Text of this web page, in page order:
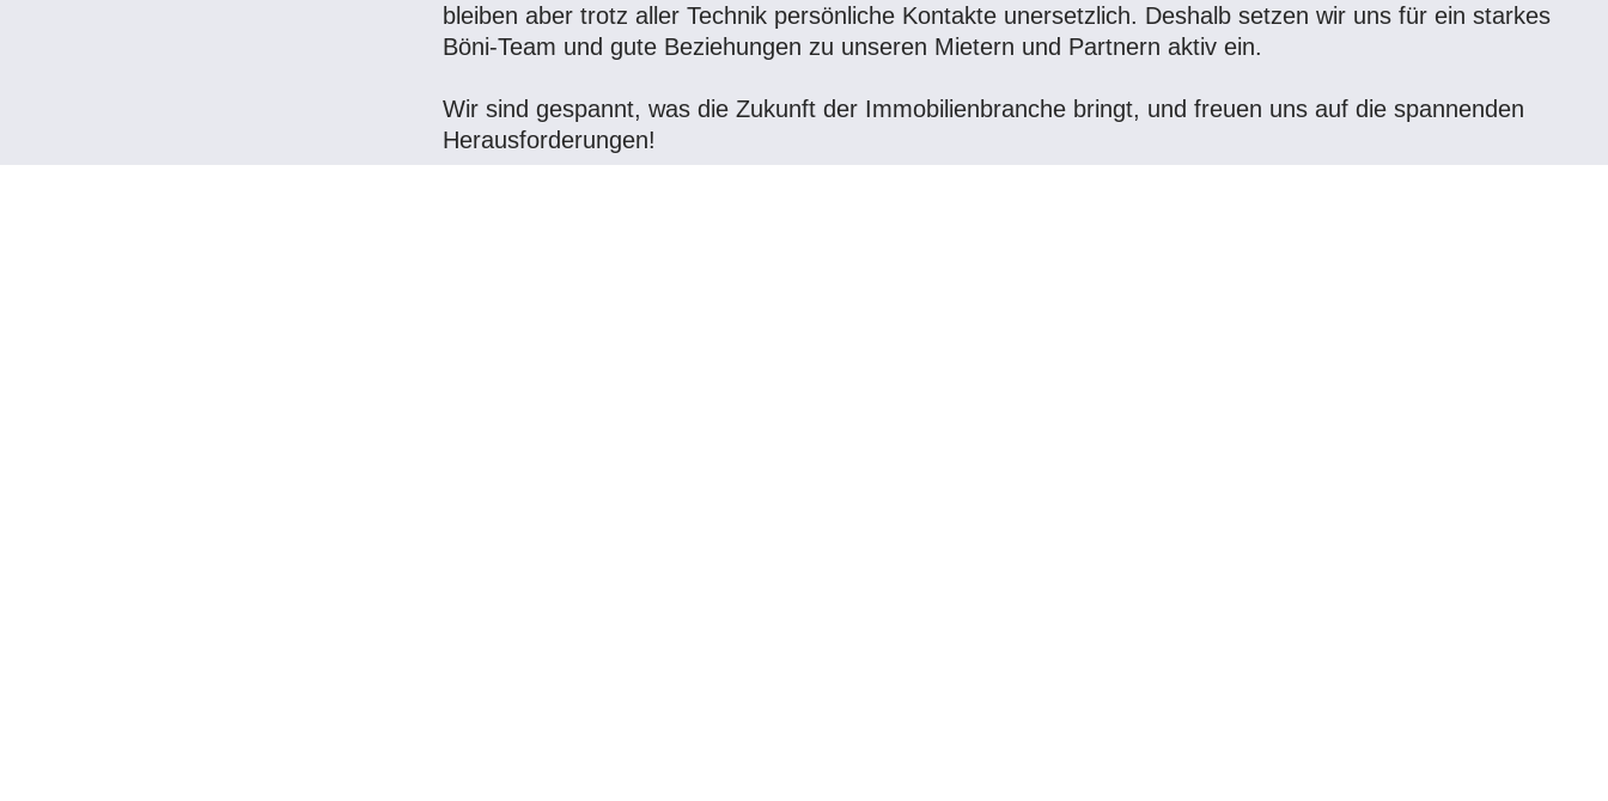
bleiben aber trotz aller Technik persönliche Kontakte unersetzlich. Deshalb setzen wir uns für ein starkes
Böni-Team und gute Beziehungen zu unseren Mietern und Partnern aktiv ein.
Wir sind gespannt, was die Zukunft der Immobilienbranche bringt, und freuen uns auf die spannenden
Herausforderungen!